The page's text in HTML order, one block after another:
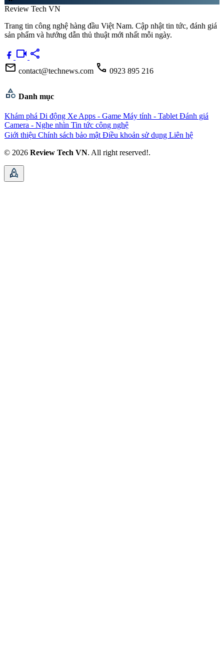
Review Tech VN
Trang tin công nghệ hàng đầu Việt Nam. Cập nhật tin tức, đánh giá
sản phẩm và hướng dẫn thủ thuật mới nhất mỗi ngày.
videocam share
mail contact@technews.com call 0923 895 216
category Danh mục
Khám phá Di động Xe Apps - Game Máy tính - Tablet Đánh giá
Camera - Nghe nhìn Tin tức công nghệ
Giới thiệu Chính sách bảo mật Điều khoản sử dụng Liên hệ
© 2026 Review Tech VN. All right reserved!.
rocket